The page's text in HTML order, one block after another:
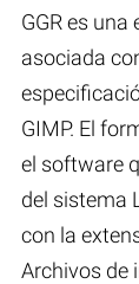
GGR es
asociada
GIMP. El
el software
del sistema
con la
Archivos de